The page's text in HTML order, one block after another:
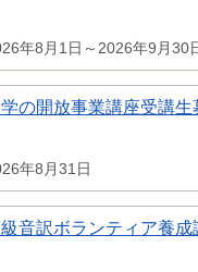
年8月1日～2026年9月30
の開放事業講座受講生
年8月31日
音訳ボランティア養成